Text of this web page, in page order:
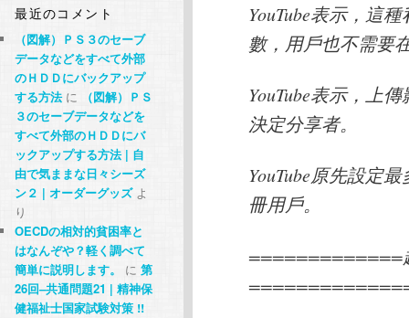
YouTube表示，這
數，用戶也不需要
YouTube表示，上
決定分享者。
YouTube原先設定
冊用戶。
=============
最近のコメント
（図解）ＰＳ３のセーブ
データなどをすべて外部
のＨＤＤにバックアップ
する方法に
（図解）ＰＳ
３のセーブデータなどを
すべて外部のＨＤＤにバ
ックアップする方法 | 自
由で気ままな日々シーズ
ン２ | オーダーグッズよ
り
OECDの相対的貧困率と
はなんぞや？軽く調べて
簡単に説明します。
に第
26回–共通問題21 | 精神保
健福祉士国家試験対策 !!